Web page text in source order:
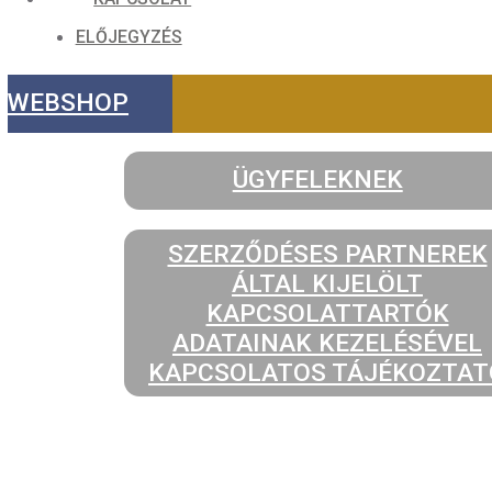
ELŐJEGYZÉS
ÜGYFELEKNEK
SZERZŐDÉSES
ÁLTAL KIJELÖLT